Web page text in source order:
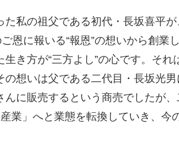
私の祖父である初代・長坂喜平
恩に報いる“報恩”の想いから創業
き方が“三方よし”の心です。それ
の想いは父である二代目・長坂光
んに販売するという商売でしたが
業」へと業態を転換していき、今